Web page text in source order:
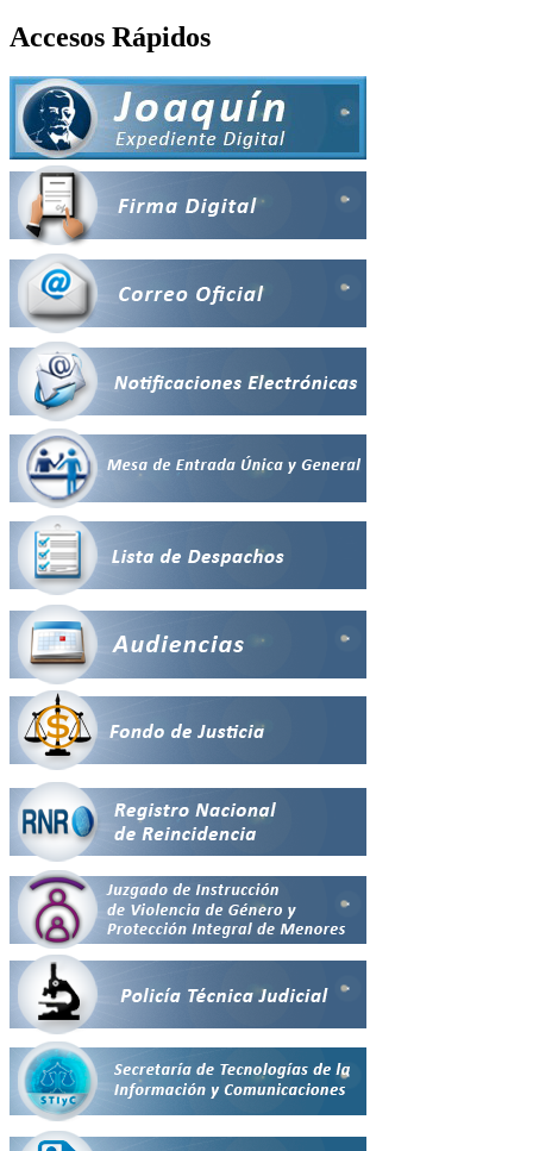
Accesos Rápidos